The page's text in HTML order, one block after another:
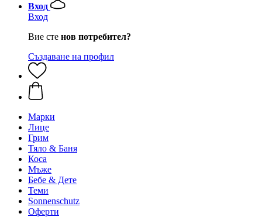
Вход
Вход
Вие сте нов потребител?
Създаване на профил
Марки
Лице
Грим
Тяло & Баня
Коса
Мъже
Бебе & Дете
Теми
Sonnenschutz
Оферти